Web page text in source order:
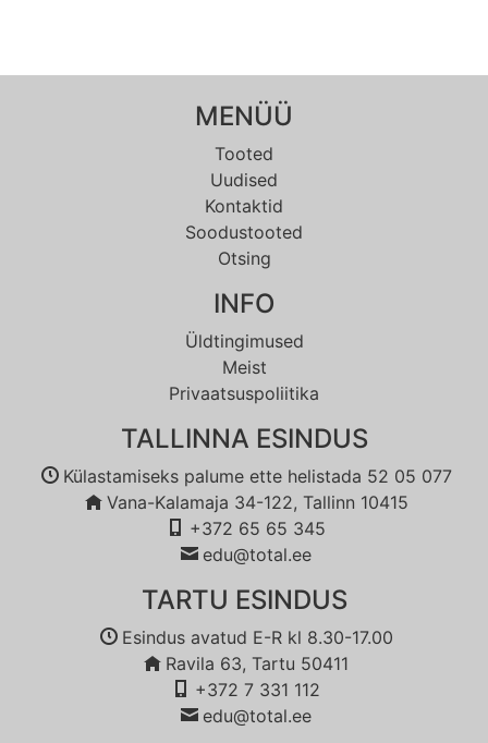
MENÜÜ
Tooted
Uudised
Kontaktid
Soodustooted
Otsing
INFO
Üldtingimused
Meist
Privaatsuspoliitika
TALLINNA ESINDUS
Külastamiseks palume ette helistada 52 05 077
Vana-Kalamaja 34-122, Tallinn 10415
+372 65 65 345
edu@total.ee
TARTU ESINDUS
Esindus avatud E-R kl 8.30-17.00
Ravila 63, Tartu 50411
+372 7 331 112
edu@total.ee